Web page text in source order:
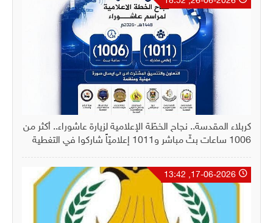
كربلاء المقدسة.. نجاح الخطّة الإعلامية لزيارة عاشوراء.. أكثر من
1006 ساعات بثّ مباشر و1011 إعلاميّاً شاركوا في التغطية